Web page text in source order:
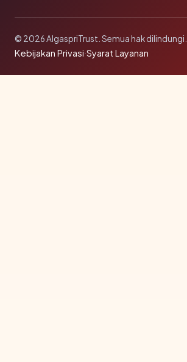
© 2026 AlgaspriTrust. Semua hak dilindungi.
Kebijakan Privasi·Syarat Layanan